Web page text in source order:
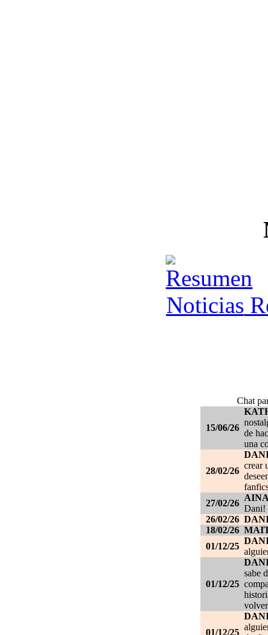
Chat
15/06/26
de
una
28/02/26
crear
27/02/26
Dani!
26/02/26
18/02/26
01/12/25
01/12/25
sabe
01/12/25